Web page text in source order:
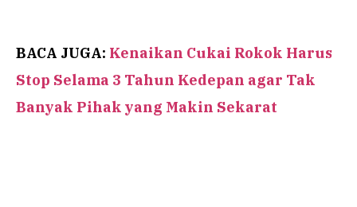
BACA JUGA: Kenaikan Cukai Rokok Harus
Stop Selama 3 Tahun Kedepan agar Tak
Banyak Pihak yang Makin Sekarat